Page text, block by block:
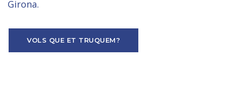
Girona.
VOLS QUE ET TRUQUEM?